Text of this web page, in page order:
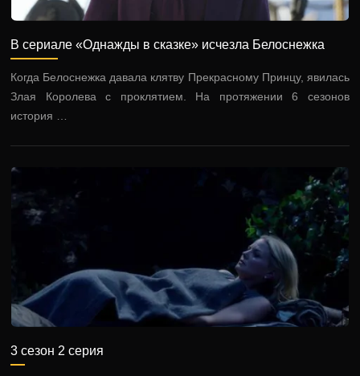
В сериале «Однажды в сказке» исчезла Белоснежка
Когда Белоснежка давала клятву Прекрасному Принцу, явилась
Злая Королева с проклятием. На протяжении 6 сезонов
история …
3 сезон 2 серия